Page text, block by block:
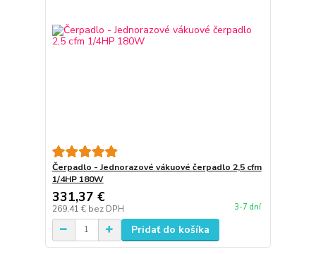
Čerpadlo - Jednorazové vákuové čerpadlo 2,5 cfm
1/4HP 180W
331,37 €
269,41 € bez DPH 3-7 dní
Pridať do košíka